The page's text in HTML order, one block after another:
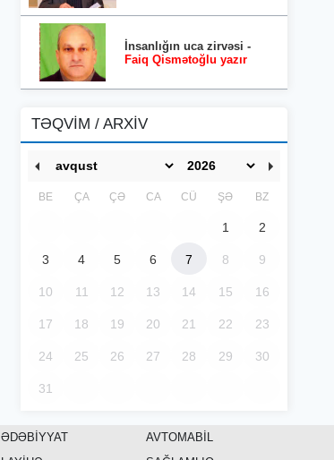
İnsanlığın uca zirvəsi -
Faiq Qismətoğlu yazır
TƏQVİM / ARXİV
BE ÇA ÇƏ CA CÜ ŞƏ BZ
1 2
3 4 5 6 7 8 9
10 11 12 13 14 15 16
17 18 19 20 21 22 23
24 25 26 27 28 29 30
31
ƏDƏBİYYAT
AVTOMABİL